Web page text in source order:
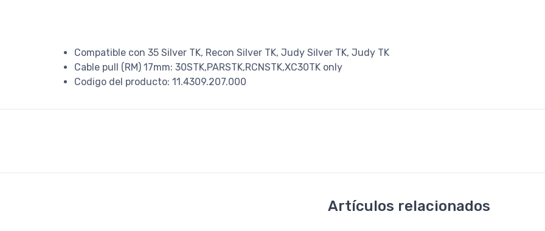
Compatible con 35 Silver TK, Recon Silver TK, Judy Silver TK, Judy TK
Cable pull (RM) 17mm: 30STK,PARSTK,RCNSTK,XC30TK only
Codigo del producto: 11.4309.207.000
Artículos relacionados